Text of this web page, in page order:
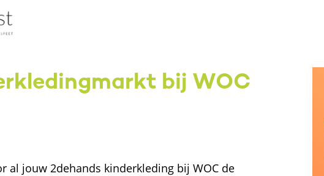
bij WOC
al jouw 2dehands kinderkleding bij WOC de